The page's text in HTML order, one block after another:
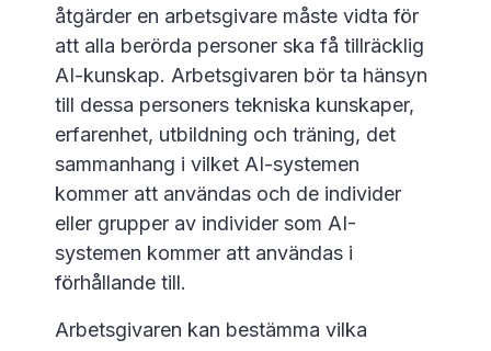
åtgärder en arbetsgivare måste vidta för
att alla berörda personer ska få tillräcklig
AI-kunskap. Arbetsgivaren bör ta hänsyn
till dessa personers tekniska kunskaper,
erfarenhet, utbildning och träning, det
sammanhang i vilket AI-systemen
kommer att användas och de individer
eller grupper av individer som AI-
systemen kommer att användas i
förhållande till.
Arbetsgivaren kan bestämma vilka